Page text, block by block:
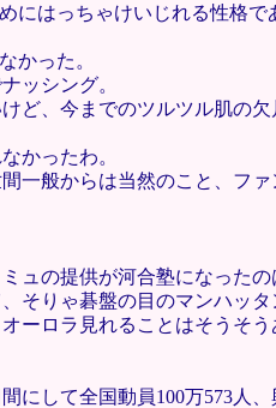
はっちゃけいじれる性格で
かった。
ッシング。
ど、今までのツルツル肌の
かったわ。
一般からは当然のこと、フ
ュの提供が河合塾になったの
そりゃ碁盤の目のマンハッ
ーロラ見れることはそうそ
して全国動員100万573人、